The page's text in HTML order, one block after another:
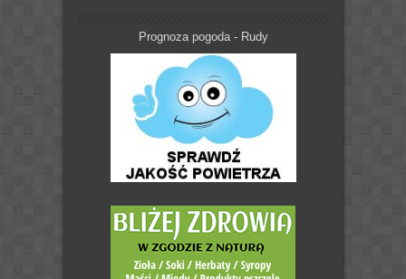
Prognoza pogoda - Rudy